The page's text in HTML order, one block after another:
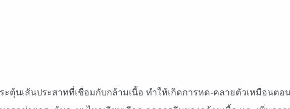
ะตุ้นเส้นประสาทที่เชื่อมกับกล้ามเนื้อ ทำให้เกิดการหด-คลายตัวเหมือนตอ